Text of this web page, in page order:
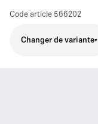
Code article 566202
Changer de variante